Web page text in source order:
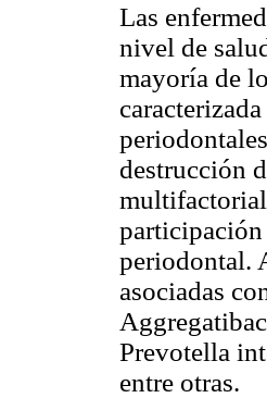
Las
nivel de
mayoría de
destrucción
periodontal.
asociadas
Prevotella
entre otras.